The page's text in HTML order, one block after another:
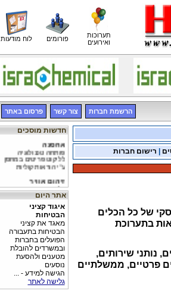
לוח מודעות פורומים
תערוכות
ואירועים
הרשמת חברות צור קשר פרסום באתר
חדשות מוסכים
אחסנה
פותחה טכנולוגיה
לליקוט פריטים במחסן
ע"י הוראות קוליות
זיהום אוויר
עלייה בזיהום אוויר
הנובע מרכב בנזין
זיהום אוויר
8% ממכוניות בנזין
חדשות יחסית הורדו
מהכביש עקב זיהום
אתר היום
איגוד קציני
הבטיחות
מאגד את קציני
הבטיחות בתעבורה
הפועלים בחברות
ובמשרדים להובלת
מטענים ולהסעת
נוסעים
הגישה למידע - ...
גלישה לאתר
רישום חברות
עסקי של כל הכלים
בתערוכת
נותני שירותים,
פרטיים, ממשלתיים